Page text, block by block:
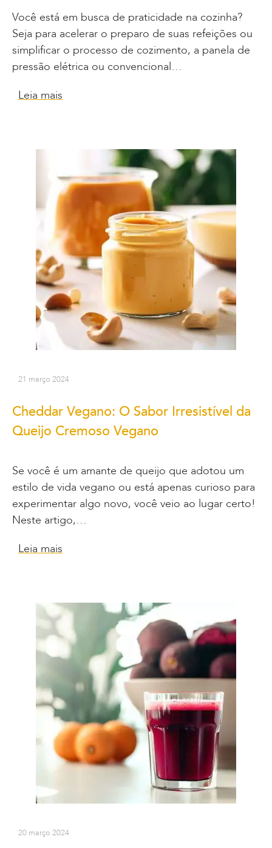
Você está em busca de praticidade na cozinha?
Seja para acelerar o preparo de suas refeições ou
simplificar o processo de cozimento, a panela de
pressão elétrica ou convencional…
Leia mais
21 março 2024
Cheddar Vegano: O Sabor Irresistível da
Queijo Cremoso Vegano
Se você é um amante de queijo que adotou um
estilo de vida vegano ou está apenas curioso para
experimentar algo novo, você veio ao lugar certo!
Neste artigo,…
Leia mais
20 março 2024